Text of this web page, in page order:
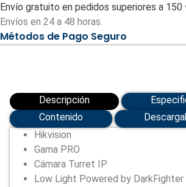
PRO
(DS-
2CD2346G2-
ISU/SL(2.8mm)
(C))
Envío gratuito en pedidos superiores a 150
Envíos en 24 a 48 horas.
Métodos de Pago Seguro
Descripción
Contenido
Hikvision
Gama PRO
Cámara Turret IP
Low Light Powered by DarkFighter